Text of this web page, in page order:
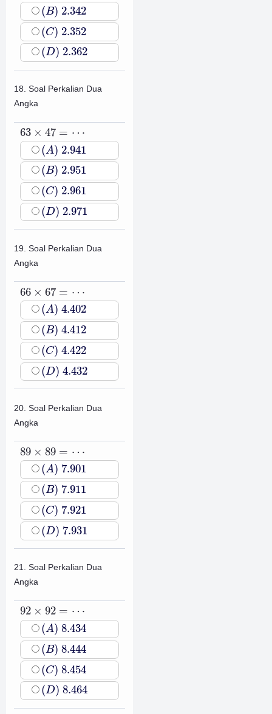
(B) 2.342
(B)2.342
(C) 2.352
(C)2.352
(D) 2.362
(D)2.362
18. Soal Perkalian Dua
Angka
63 × 47 = ⋯
63×47=⋯
(A) 2.941
(A)2.941
(B) 2.951
(B)2.951
(C) 2.961
(C)2.961
(D) 2.971
(D)2.971
19. Soal Perkalian Dua
Angka
66 × 67 = ⋯
66 ×67=⋯
(A) 4.402
(A)4.402
(B) 4.412
(B)4.412
(C) 4.422
(C)4.422
(D) 4.432
(D)4.432
20. Soal Perkalian Dua
Angka
89 × 89 = ⋯
89 ×89=⋯
(A) 7.901
(A)7.901
(B) 7.911
(B)7.911
(C) 7.921
(C)7.921
(D) 7.931
(D)7.931
21. Soal Perkalian Dua
Angka
92 × 92 = ⋯
92 ×92=⋯
(A) 8.434
(A)8.434
(B) 8.444
(B)8.444
(C) 8.454
(C)8.454
(D) 8.464
(D)8.464